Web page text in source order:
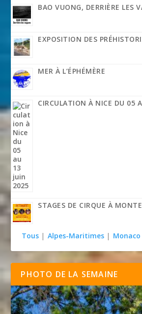
BAO VUONG, DERRIÈRE LES
EXPOSITION DES
MER À L’ÉPHÉMÈRE
CIRCULATION À NICE DU 05
STAGES DE CIRQUE À
Tous | Alpes-Maritimes | Monaco
PHOTO DE LA SEMAINE